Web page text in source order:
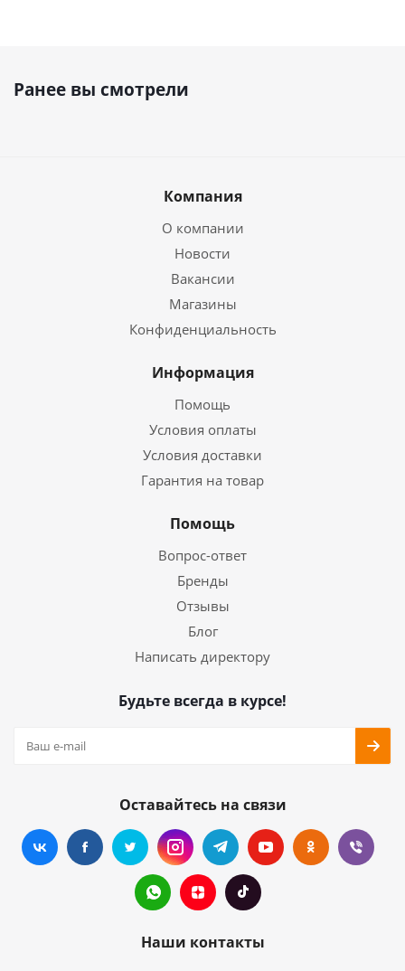
Ранее вы смотрели
Компания
О компании
Новости
Вакансии
Магазины
Конфиденциальность
Информация
Помощь
Условия оплаты
Условия доставки
Гарантия на товар
Помощь
Вопрос-ответ
Бренды
Отзывы
Блог
Написать директору
Будьте всегда в курсе!
Оставайтесь на связи
Наши контакты